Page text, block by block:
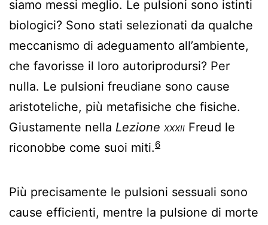
siamo messi meglio. Le pulsioni sono istinti
biologici? Sono stati selezionati da qualche
meccanismo di adeguamento all’ambiente,
che favorisse il loro autoriprodursi? Per
nulla. Le pulsioni freudiane sono cause
aristoteliche, più metafisiche che fisiche.
Giustamente nella Lezione xxxii Freud le
riconobbe come suoi miti.6
Più precisamente le pulsioni sessuali sono
cause efficienti, mentre la pulsione di morte